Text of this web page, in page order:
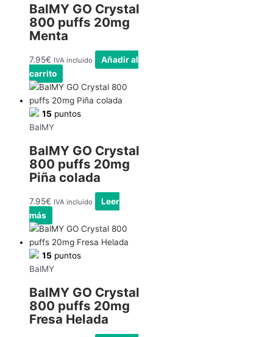
BalMY GO Crystal
800 puffs 20mg
Menta
7.95€ IVA incluido
Añadir al
carrito
15 puntos
BalMY
BalMY GO Crystal
800 puffs 20mg
Piña colada
7.95€ IVA incluido
Leer
más
15 puntos
BalMY
BalMY GO Crystal
800 puffs 20mg
Fresa Helada